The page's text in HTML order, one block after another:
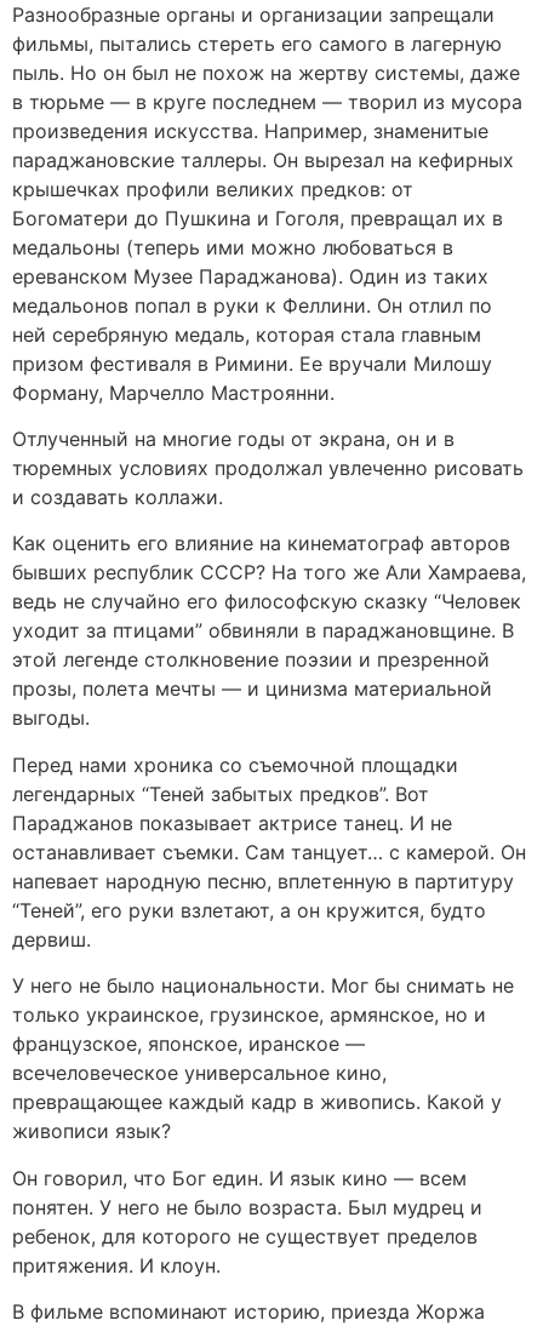
Разнообразные органы и организации запрещали
фильмы, пытались стереть его самого в лагерную
пыль. Но он был не похож на жертву системы, даже
в тюрьме — в круге последнем — творил из мусора
произведения искусства. Например, знаменитые
параджановские таллеры. Он вырезал на кефирных
крышечках профили великих предков: от
Богоматери до Пушкина и Гоголя, превращал их в
медальоны (теперь ими можно любоваться в
ереванском Музее Параджанова). Один из таких
медальонов попал в руки к Феллини. Он отлил по
ней серебряную медаль, которая стала главным
призом фестиваля в Римини. Ее вручали Милошу
Форману, Марчелло Мастроянни.
Отлученный на многие годы от экрана, он и в
тюремных условиях продолжал увлеченно рисовать
и создавать коллажи.
Как оценить его влияние на кинематограф авторов
бывших республик СССР? На того же Али Хамраева,
ведь не случайно его философскую сказку “Человек
уходит за птицами” обвиняли в параджановщине. В
этой легенде столкновение поэзии и презренной
прозы, полета мечты — и цинизма материальной
выгоды.
Перед нами хроника со съемочной площадки
легендарных “Теней забытых предков”. Вот
Параджанов показывает актрисе танец. И не
останавливает съемки. Сам танцует… с камерой. Он
напевает народную песню, вплетенную в партитуру
“Теней”, его руки взлетают, а он кружится, будто
дервиш.
У него не было национальности. Мог бы снимать не
только украинское, грузинское, армянское, но и
французское, японское, иранское —
всечеловеческое универсальное кино,
превращающее каждый кадр в живопись. Какой у
живописи язык?
Он говорил, что Бог един. И язык кино — всем
понятен. У него не было возраста. Был мудрец и
ребенок, для которого не существует пределов
притяжения. И клоун.
В фильме вспоминают историю, приезда Жоржа